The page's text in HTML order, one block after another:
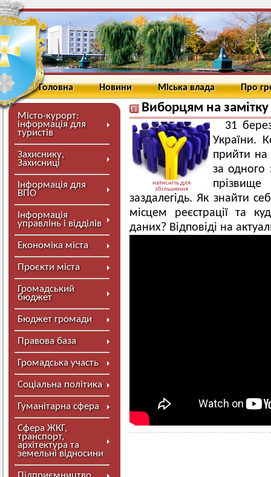
Головна Новини Міська влада Про
Місто-курорт:
інформація для
туристів
Захиснику,
Захисниці
Інформація для
ВПО
Інформація
управлінь і відділів
Економіка міста
Проєкти міста
Громадський
бюджет
Бюджет громади
Правова база
Громадська участь
Соціальна політика
Гуманітарна сфера
Сфера ЖКГ,
транспорт,
архітектура та
земельні відносини
Виборцям на замітку
натисніть для
збільшення
31
України.
прийти на
за одного
заздалегідь. Як знайти
місцем реєстрації та
даних? Відповіді на